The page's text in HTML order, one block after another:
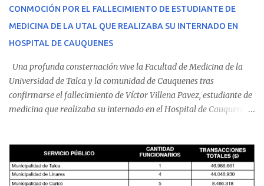
CONMOCIÓN POR EL FALLECIMIENTO DE ESTUDIANTE DE
MEDICINA DE LA UTAL QUE REALIZABA SU INTERNADO EN
HOSPITAL DE CAUQUENES
Una profunda consternación vive la Facultad de Medicina de la
Universidad de Talca y la comunidad de Cauquenes tras
confirmarse el fallecimiento de Víctor Villena Pavez, estudiante de
medicina que realizaba su internado en el Hospital de Cauquenes.
malestares físicos. Dada la complejidad de su estado de salud, el
equipo médico determinó su traslado de urgencia al Hospital
Regional de Talca y dado la urgencia la ambulancia partió hacia